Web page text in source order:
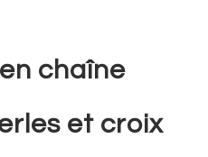
chaîne
et croix